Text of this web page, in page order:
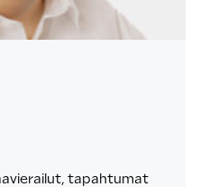
tapahtumat